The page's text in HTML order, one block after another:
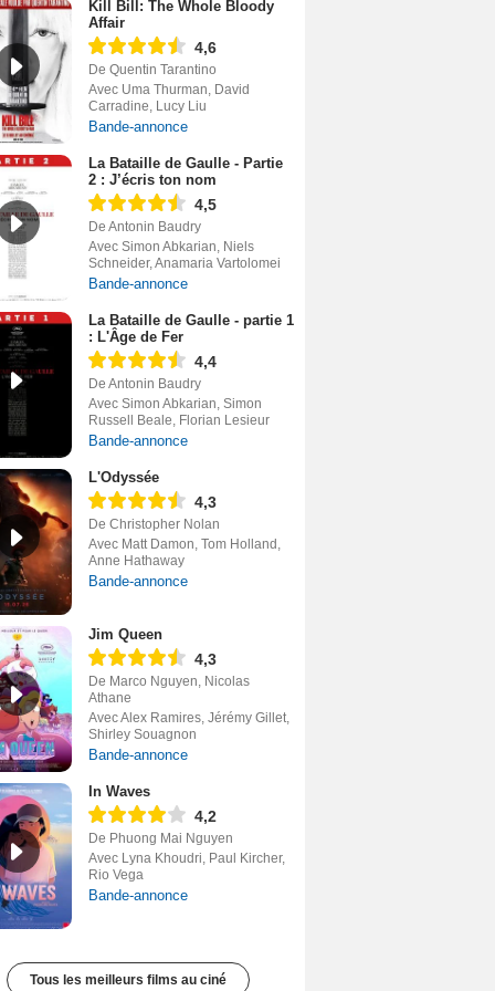
Kill Bill: The Whole Bloody
Affair
4,6
De Quentin Tarantino
Avec Uma Thurman, David
Carradine, Lucy Liu
Bande-annonce
La Bataille de Gaulle - Partie
2 : J’écris ton nom
4,5
De Antonin Baudry
Avec Simon Abkarian, Niels
Schneider, Anamaria Vartolomei
Bande-annonce
La Bataille de Gaulle - partie 1
: L'Âge de Fer
4,4
De Antonin Baudry
Avec Simon Abkarian, Simon
Russell Beale, Florian Lesieur
Bande-annonce
L'Odyssée
4,3
De Christopher Nolan
Avec Matt Damon, Tom Holland,
Anne Hathaway
Bande-annonce
Jim Queen
4,3
De Marco Nguyen, Nicolas
Athane
Avec Alex Ramires, Jérémy Gillet,
Shirley Souagnon
Bande-annonce
In Waves
4,2
De Phuong Mai Nguyen
Avec Lyna Khoudri, Paul Kircher,
Rio Vega
Bande-annonce
Tous les meilleurs films au ciné